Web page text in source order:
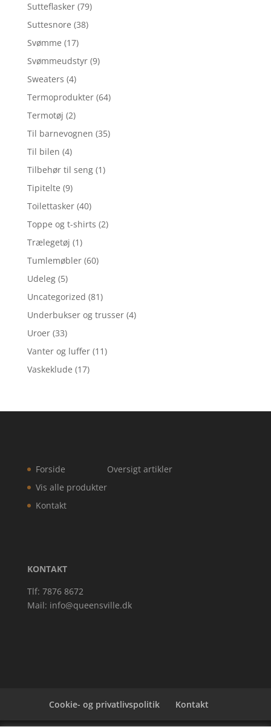
Sutteflasker (79)
Suttesnore (38)
Svømme (17)
Svømmeudstyr (9)
Sweaters (4)
Termoprodukter (64)
Termotøj (2)
Til barnevognen (35)
Til bilen (4)
Tilbehør til seng (1)
Tipitelte (9)
Toilettasker (40)
Toppe og t-shirts (2)
Trælegetøj (1)
Tumlemøbler (60)
Udeleg (5)
Uncategorized (81)
Underbukser og trusser (4)
Uroer (33)
Vanter og luffer (11)
Vaskeklude (17)
Forside
Vis alle produkter
Kontakt
Oversigt artikler
KONTAKT
Tlf: 7876 8672
Mail: info@queensville.dk
Cookie- og privatlivspolitik Kontakt